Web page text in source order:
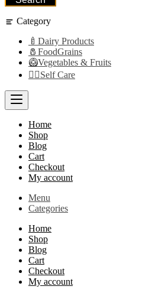
Category
🍼Dairy Products
🧂FoodGrains
🥝Vegetables & Fruits
👩‍⚕️Self Care
Home
Shop
Blog
Cart
Checkout
My account
Menu
Categories
Home
Shop
Blog
Cart
Checkout
My account